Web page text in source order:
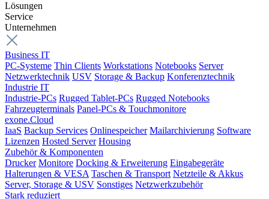
Lösungen
Service
Unternehmen
Business IT
PC-Systeme Thin Clients Workstations Notebooks Server
Netzwerktechnik USV Storage & Backup Konferenztechnik
Industrie IT
Industrie-PCs Rugged Tablet-PCs Rugged Notebooks
Fahrzeugterminals Panel-PCs & Touchmonitore
exone.Cloud
IaaS Backup Services Onlinespeicher Mailarchivierung Software
Lizenzen Hosted Server Housing
Zubehör & Komponenten
Drucker Monitore Docking & Erweiterung Eingabegeräte
Halterungen & VESA Taschen & Transport Netzteile & Akkus
Server, Storage & USV Sonstiges Netzwerkzubehör
Stark reduziert